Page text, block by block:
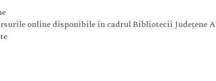
online disponibile în cadrul Bibliotecii Județene